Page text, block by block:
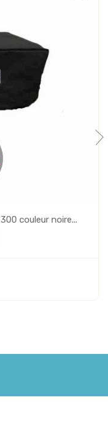
couleur noire...